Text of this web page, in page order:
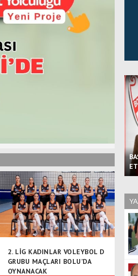
2. LİG KADINLAR VOLEYBOL D
GRUBU MAÇLARI BOLU’DA
OYNANACAK